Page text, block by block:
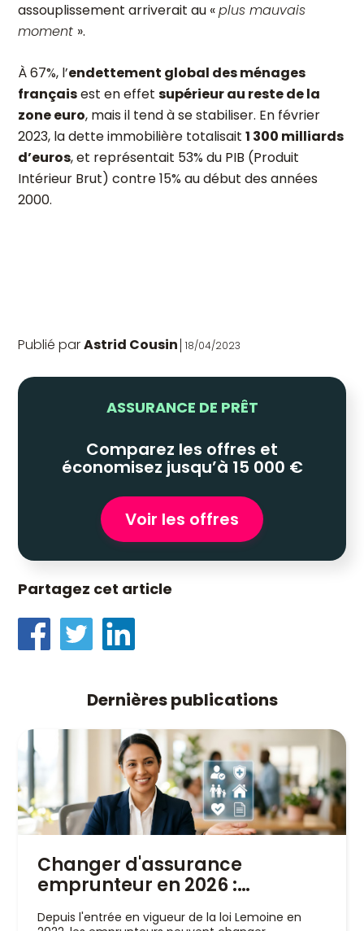
assouplissement arriverait au «plus mauvais
moment ».
À 67%, l’endettement global des ménages
françaisest en effet supérieur au reste de la
zone euro, mais il tend à se stabiliser. En février
2023, la dette immobilière totalisait 1 300 milliards
d’euros, et représentait 53% du PIB (Produit
Intérieur Brut) contre 15% au début des années
2000.
Publié parAstrid Cousin 18/04/2023
ASSURANCE DE PRÊT
Comparez les offres et
économisez jusqu’à 15 000 €
Voir les offres
Partagez cet article
Dernières publications
Changer d'assurance
emprunteur en 2026 :
pourquoi un courtier est
indispensable
Depuis l'entrée en vigueur de la loi Lemoine en